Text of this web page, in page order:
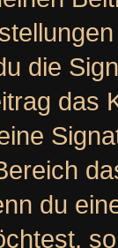
die
das
du